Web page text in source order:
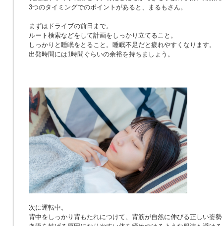
3つのタイミングでのポイントがあると、まるもさん。
まずはドライブの前日まで。
ルート検索などをして計画をしっかり立てること。
しっかりと睡眠をとること。睡眠不足だと疲れやすくなります。
出発時間には1時間ぐらいの余裕を持ちましょう。
次に運転中。
背中をしっかり背もたれにつけて、背筋が自然に伸びる正しい姿